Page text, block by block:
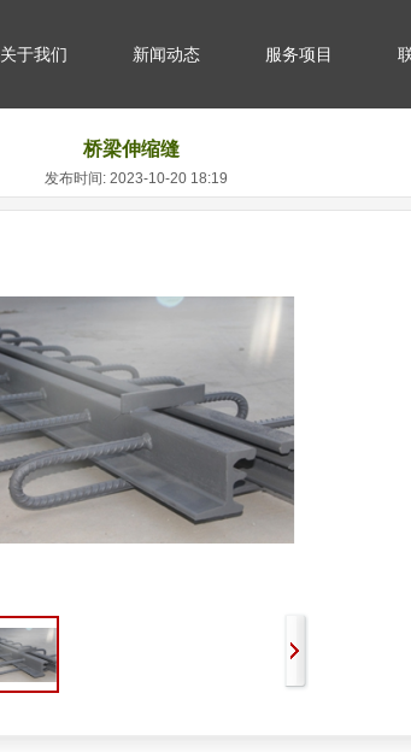
关于我们 新闻动态 服务项目
桥梁伸缩缝
发布时间: 2023-10-20 18:19